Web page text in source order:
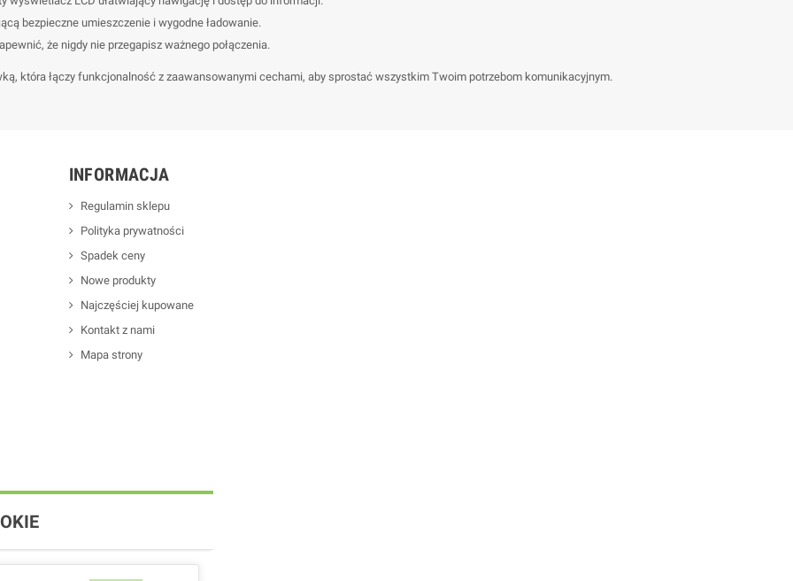
bezpieczne umieszczenie i wygodne ładowanie.
że nigdy nie przegapisz ważnego połączenia.
która łączy funkcjonalność z zaawansowanymi cechami, aby sprostać wszystkim Twoim potrzebom komunikacyjnym.
INFORMACJA
Regulamin sklepu
Polityka prywatności
Spadek ceny
Nowe produkty
Najczęściej kupowane
Kontakt z nami
Mapa strony